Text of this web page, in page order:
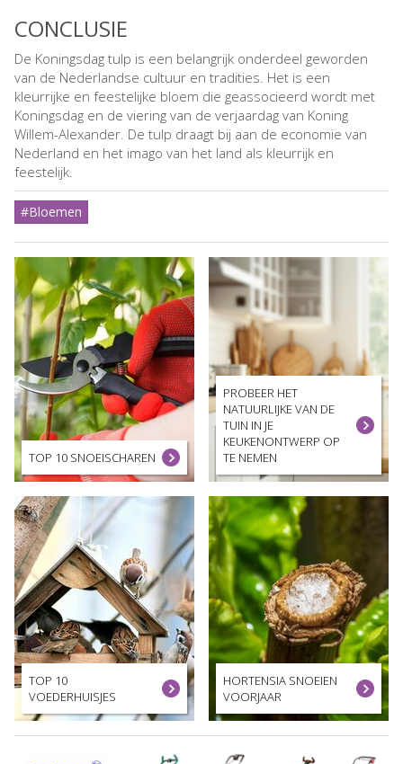
CONCLUSIE
De Koningsdag tulp is een belangrijk onderdeel geworden
van de Nederlandse cultuur en tradities. Het is een
kleurrijke en feestelijke bloem die geassocieerd wordt met
Koningsdag en de viering van de verjaardag van Koning
Willem-Alexander. De tulp draagt bij aan de economie van
Nederland en het imago van het land als kleurrijk en
feestelijk.
#Bloemen
TOP 10 SNOEISCHAREN
PROBEER HET
NATUURLIJKE VAN DE
TUIN IN JE
KEUKENONTWERP OP
TE NEMEN
TOP 10
VOEDERHUISJES
HORTENSIA SNOEIEN
VOORJAAR